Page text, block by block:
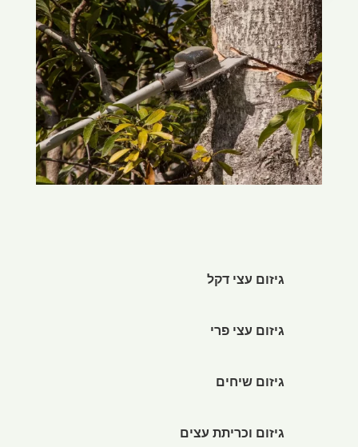
גיזום עצי דקל
גיזום עצי פרי
גיזום שיחים
גיזום וכריתת עצים